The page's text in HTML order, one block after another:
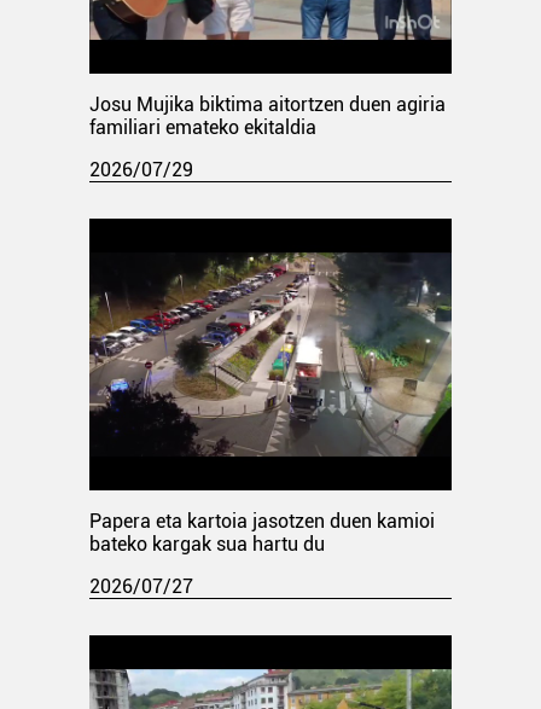
Josu Mujika biktima aitortzen duen agiria
familiari emateko ekitaldia
2026/07/29
Papera eta kartoia jasotzen duen kamioi
bateko kargak sua hartu du
2026/07/27